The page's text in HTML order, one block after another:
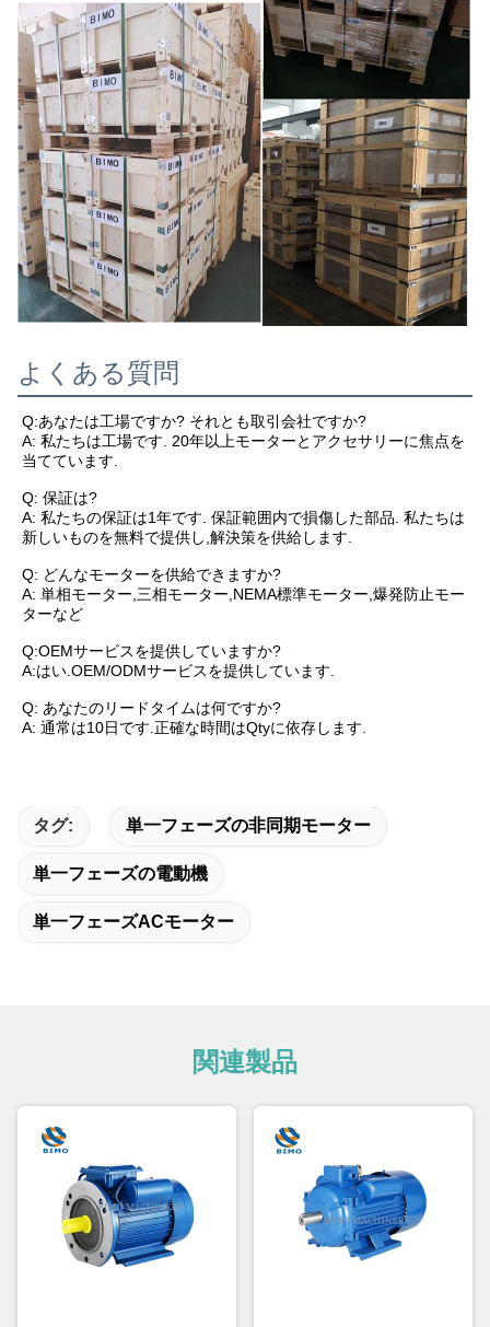
よくある質問
Q:あなたは工場ですか? それとも取引会社ですか?
A: 私たちは工場です. 20年以上モーターとアクセサリーに焦点を
当てています.
Q: 保証は?
A: 私たちの保証は1年です. 保証範囲内で損傷した部品. 私たちは
新しいものを無料で提供し,解決策を供給します.
Q: どんなモーターを供給できますか?
A: 単相モーター,三相モーター,NEMA標準モーター,爆発防止モー
ターなど
Q:OEMサービスを提供していますか?
A:はい.OEM/ODMサービスを提供しています.
Q: あなたのリードタイムは何ですか?
A: 通常は10日です.正確な時間はQtyに依存します.
タグ: 単一フェーズの非同期モーター
単一フェーズの電動機
単一フェーズACモーター
関連製品